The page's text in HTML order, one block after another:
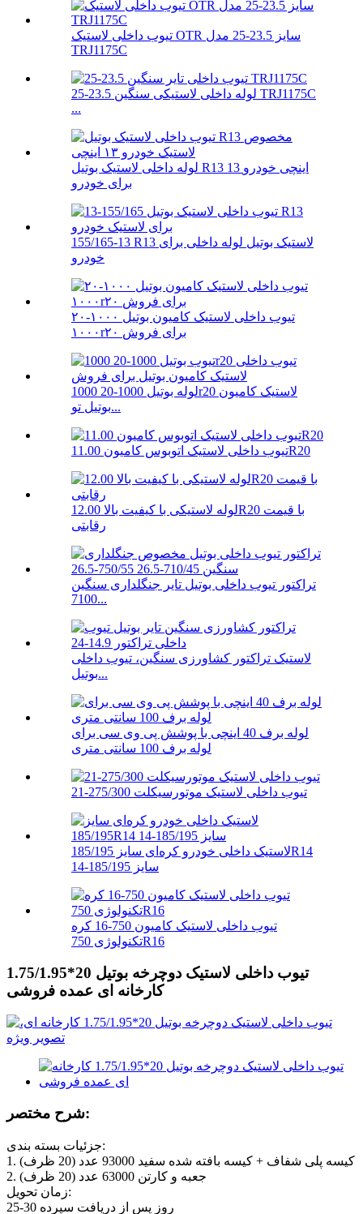
تیوب داخلی لاستیک OTR سایز 23.5-25 مدل
TRJ1175C
لوله داخلی لاستیکی سنگین 23.5-25 TRJ1175C
...
لوله داخلی لاستیک بوتیل R13 13 اینچی خودرو
برای خودرو
155/165-13 R13 لاستیک بوتیل لوله داخلی برای
خودرو
تیوب داخلی لاستیک کامیون بوتیل ۱۰۰۰-۲۰
۱۰۰۰r۲۰ برای فروش
لوله بوتیل 1000-20 1000r20 لاستیک کامیون
بوتیل تو...
تیوب داخلی لاستیک اتوبوس کامیون 11.00R20
لوله لاستیکی با کیفیت بالا 12.00R20 با قیمت
رقابتی
تراکتور تیوب داخلی بوتیل تایر جنگلداری سنگین
7100...
لاستیک تراکتور کشاورزی سنگین، تیوب داخلی
بوتیل...
لوله برف 40 اینچی با پوشش پی وی سی برای
لوله برف 100 سانتی متری
تیوب داخلی لاستیک موتورسیکلت 275/300-21
لاستیک داخلی خودرو کره‌ای سایز 185/195R14
سایز 185/195-14
تیوب داخلی لاستیک کامیون 750-16 کره
تکنولوژی 750R16
تیوب داخلی لاستیک دوچرخه بوتیل 20*1.75/1.95
کارخانه ای عمده فروشی
شرح مختصر:
جزئیات بسته بندی:
1. کیسه پلی شفاف + کیسه بافته شده سفید 93000 عدد (20 ظرف)
2. جعبه و کارتن 63000 عدد (20 ظرف)
زمان تحویل:
25-30 روز پس از دریافت سپرده